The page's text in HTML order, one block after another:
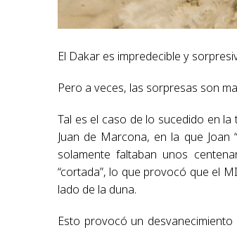
El Dakar es impredecible y
Pero a veces, las sorpresas son
Tal es el caso de lo sucedido en
Juan de Marcona, en la que
solamente faltaban unos
“cortada”, lo que provocó que el
lado de la duna.
Esto provocó un